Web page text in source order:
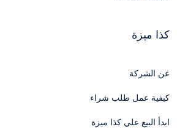
كذا ميزة
عن الشركة
كيفية عمل طلب شراء
ابدأ البيع علي كذا ميزة